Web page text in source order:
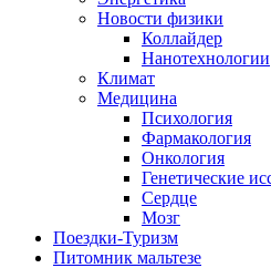
Новости физики
Коллайдер
Нанотехнологии
Климат
Медицина
Психология
Фармакология
Онкология
Генетические
Сердце
Мозг
Поездки-Туризм
Питомник мальтезе